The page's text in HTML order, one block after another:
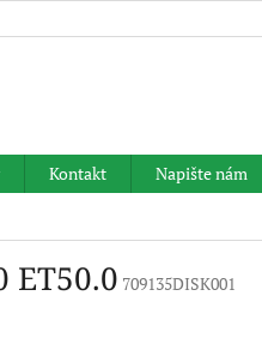
Kontakt Napište nám
ET50.0 709135DISK001